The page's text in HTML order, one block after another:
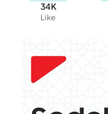
34K
Like